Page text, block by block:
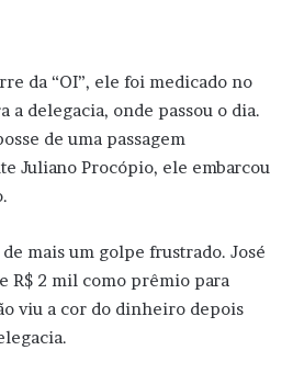
da “OI”, ele foi medicado no
a delegacia, onde passou o dia.
de uma passagem
Juliano Procópio, ele embarcou
mais um golpe frustrado. José
R$ 2 mil como prêmio para
viu a cor do dinheiro depois